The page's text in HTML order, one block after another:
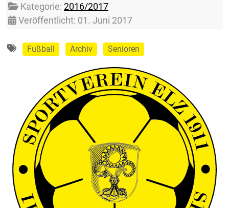
Kategorie: 2016/2017
Veröffentlicht: 01. Juni 2017
Fußball Archiv Senioren